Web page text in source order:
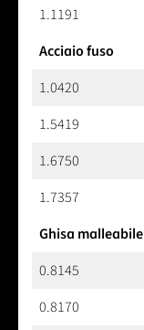
1.1191
Acciaio fuso
1.0420
1.5419
1.6750
1.7357
Ghisa malleabile
0.8145
0.8170